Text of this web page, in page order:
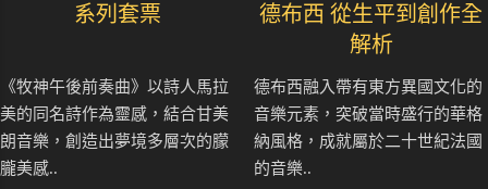
系列套票
《牧神午後前奏曲》以詩人馬拉
美的同名詩作為靈感，結合甘美
朗音樂，創造出夢境多層次的朦
朧美感..
德布西 從生平到創作全
解析
德布西融入帶有東方異國文化的
音樂元素，突破當時盛行的華格
納風格，成就屬於二十世紀法國
的音樂..